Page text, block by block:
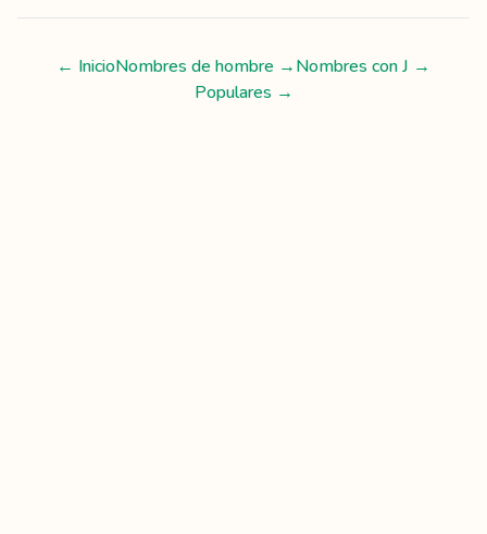
← InicioNombres de hombre →Nombres conJ →
Populares →